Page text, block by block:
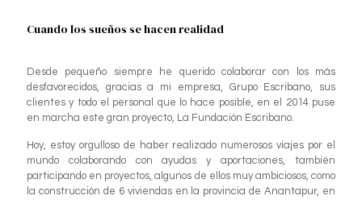
Cuando los sueños se hacen realidad
Desde pequeño siempre he querido colaborar con los más
desfavorecidos, gracias a mi empresa, Grupo Escribano, sus
clientes y todo el personal que lo hace posible, en el 2014 puse
en marcha este gran proyecto, La Fundación Escribano.
Hoy, estoy orgulloso de haber realizado numerosos viajes por el
mundo colaborando con ayudas y aportaciones, también
participando en proyectos, algunos de ellos muy ambiciosos, como
la construcción de 6 viviendas en la provincia de Anantapur, en